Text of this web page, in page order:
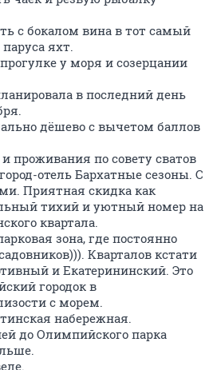
с бокалом вина в тот самый
яхт.
у моря и созерцании
в последний день
дёшево с вычетом баллов
проживания по совету сватов
отель Бархатные сезоны. С
Приятная скидка как
тихий и уютный номер на
квартала.
зона, где постоянно
Кварталов кстати
и Екатерининский. Это
городок в
с морем.
набережная.
до Олимпийского парка